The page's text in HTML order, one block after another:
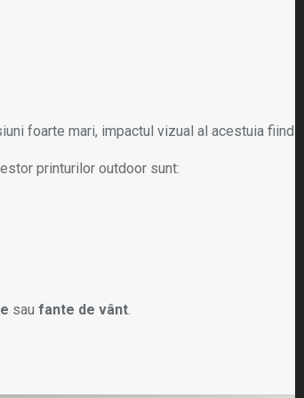
foarte mari, impactul vizual al acestuia fiind
printurilor outdoor sunt:
sau fante de vânt.